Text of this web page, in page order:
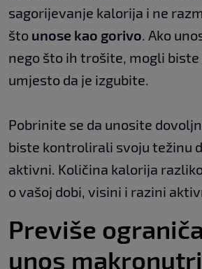
sagorijevanje kalorija i ne
što unose kao gorivo. Ako
nego što ih trošite, mogli
umjesto da je izgubite.
Pobrinite se da unosite
biste kontrolirali svoju težinu
aktivni. Količina kalorija
o vašoj dobi, visini i razini
Previše
unos